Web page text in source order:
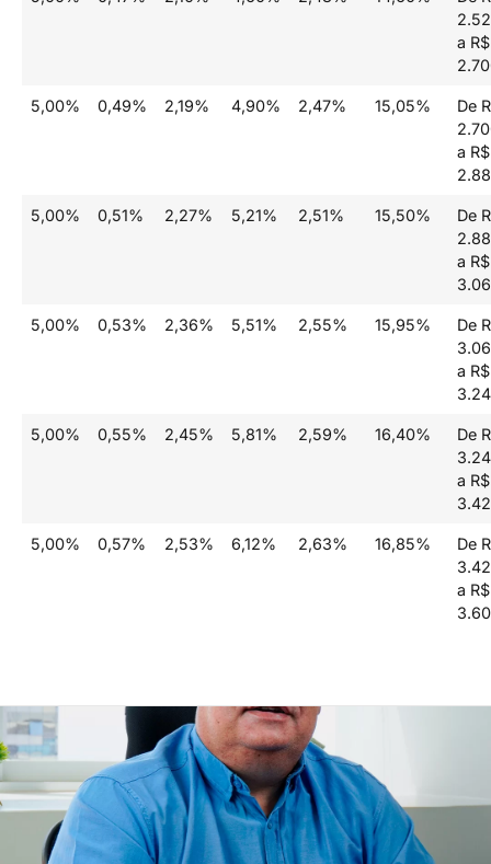
a R$
5,00% 0,49% 2,19% 4,90% 2,47% 15,05%
De
a R$
5,00% 0,51% 2,27% 5,21% 2,51% 15,50%
De
a R$
5,00% 0,53% 2,36% 5,51% 2,55% 15,95%
De
a R$
5,00% 0,55% 2,45% 5,81% 2,59% 16,40%
De
a R$
5,00% 0,57% 2,53% 6,12% 2,63% 16,85%
De
a R$